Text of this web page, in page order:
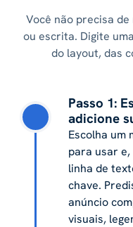
Você não precisa
ou escrita. Digite
do layout, das
Passo 1:
adicione
Escolha um
para usar e,
linha de
chave.
anúncio
visuais,